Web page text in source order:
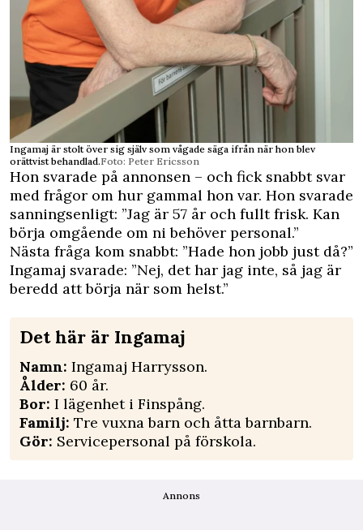
Ingamaj är stolt över sig själv som vågade säga ifrån när hon blev
orättvist behandlad.Foto: Peter Ericsson
Hon svarade på annonsen – och fick snabbt svar
med frågor om hur gammal hon var. Hon svarade
sanningsenligt: ”Jag är 57 år och fullt frisk. Kan
börja omgående om ni behöver personal.”
Nästa fråga kom snabbt: ”Hade hon jobb just då?”
Ingamaj svarade: ”Nej, det har jag inte, så jag är
beredd att börja när som helst.”
Det här är Ingamaj
Namn: Ingamaj Harrysson.
Ålder: 60 år.
Bor: I lägenhet i Finspång.
Familj: Tre vuxna barn och åtta barnbarn.
Gör: Servicepersonal på förskola.
Annons